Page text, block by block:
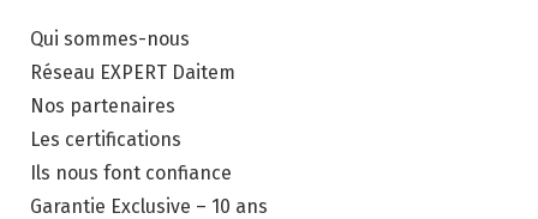
Qui sommes-nous
Réseau EXPERT Daitem
Nos partenaires
Les certifications
Ils nous font confiance
Garantie Exclusive – 10 ans